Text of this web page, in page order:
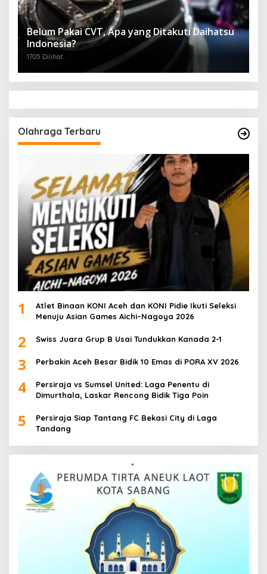
Belum Pakai CVT, Apa yang Ditakuti Daihatsu
Indonesia?
1705 Dilihat
Olahraga Terbaru
1
Atlet Binaan KONI Aceh dan KONI Pidie Ikuti Seleksi
Menuju Asian Games Aichi–Nagoya 2026
2 Swiss Juara Grup B Usai Tundukkan Kanada 2-1
3 Perbakin Aceh Besar Bidik 10 Emas di PORA XV 2026
4
Persiraja vs Sumsel United: Laga Penentu di
Dimurthala, Laskar Rencong Bidik Tiga Poin
5
Persiraja Siap Tantang FC Bekasi City di Laga
Tandang